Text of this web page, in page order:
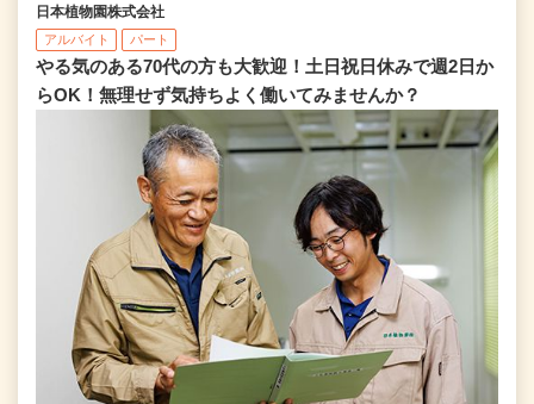
日本植物園株式会社
アルバイト パート
やる気のある70代の方も大歓迎！土日祝日休みで週2日か
らOK！無理せず気持ちよく働いてみませんか？